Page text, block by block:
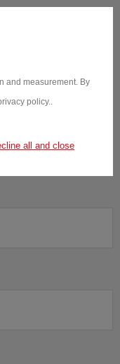
and measurement. By
policy..
all and close